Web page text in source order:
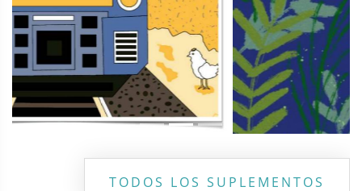
TODOS LOS SUPLEMENTOS